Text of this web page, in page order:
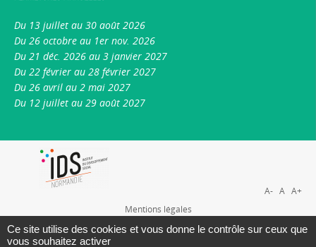
Du 13 juillet au 30 août 2026
Du 26 octobre au 1er nov. 2026
Du 21 déc. 2026 au 3 janvier 2027
Du 22 février au 28 février 2027
Du 26 avril au 2 mai 2027
Du 12 juillet au 29 août 2027
Mentions légales
Plan du site
A- A A+
Ce site utilise des cookies et vous donne le contrôle sur ceux que
vous souhaitez activer